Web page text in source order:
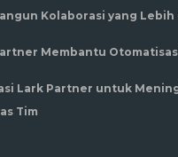
Kolaborasi yang Lebih
Membantu
Lark Partner untuk
Tim